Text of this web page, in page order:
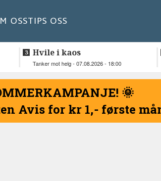
OSSTIPS OSS
Hvile i kaos
Tanker mot helg - 07.08.2026 - 18:00
🌞
Avis for kr 1,- første